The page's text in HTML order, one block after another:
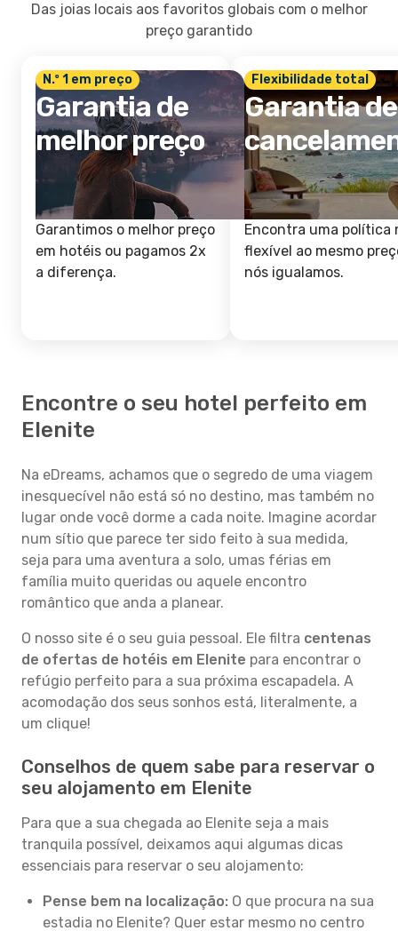
Das joias locais aos favoritos globais com o melhor
preço garantido
N.º 1 em preço
Garantia de
melhor preço
Garantimos o melhor preço
em hotéis ou pagamos 2x
a diferença.
Flexibilidade total
Garantia de
Encontra uma política
flexível ao mesmo
nós igualamos.
Encontre o seu hotel perfeito em
Elenite
Na eDreams, achamos que o segredo de uma viagem
inesquecível não está só no destino, mas também no
lugar onde você dorme a cada noite. Imagine acordar
num sítio que parece ter sido feito à sua medida,
seja para uma aventura a solo, umas férias em
família muito queridas ou aquele encontro
romântico que anda a planear.
O nosso site é o seu guia pessoal. Ele filtra centenas
de ofertas de hotéis em Elenite para encontrar o
refúgio perfeito para a sua próxima escapadela. A
acomodação dos seus sonhos está, literalmente, a
um clique!
Conselhos de quem sabe para reservar o
seu alojamento em Elenite
Para que a sua chegada ao Elenite seja a mais
tranquila possível, deixamos aqui algumas dicas
essenciais para reservar o seu alojamento:
Pense bem na localização: O que procura na sua
estadia no Elenite? Quer estar mesmo no centro